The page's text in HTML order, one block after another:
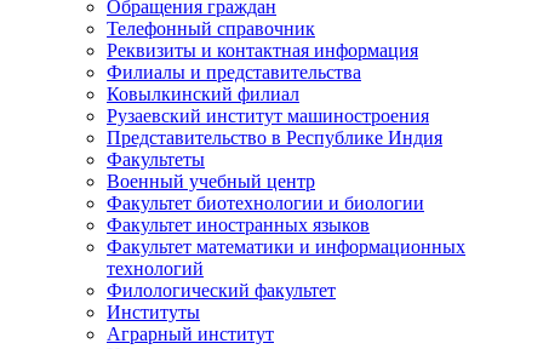
Обращения граждан
Телефонный справочник
Реквизиты и контактная информация
Филиалы и представительства
Ковылкинский филиал
Рузаевский институт машиностроения
Представительство в Республике Индия
Факультеты
Военный учебный центр
Факультет биотехнологии и биологии
Факультет иностранных языков
Факультет математики и информационных
технологий
Филологический факультет
Институты
Аграрный институт